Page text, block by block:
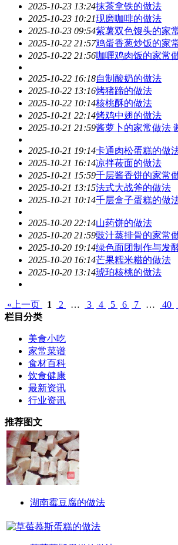
2025-10-23 13:24抹茶拿铁的做法
2025-10-23 10:21现磨咖啡的做法
2025-10-23 09:54紫薯双色馒头的家
2025-10-22 21:57鸡蛋香葱炒饭的家
2025-10-22 21:56咖喱鸡肉饭的家常
2025-10-22 16:18自制酸奶的做法
2025-10-22 13:16烤猪蹄的做法
2025-10-22 10:14核桃酥的做法
2025-10-21 22:14烤鸡中翅的做法
2025-10-21 21:59酱萝卜的家常做法
2025-10-21 19:14卡通肉松蛋糕的做
2025-10-21 16:14凉拌莜面的做法
2025-10-21 15:59千层酱香饼的家常
2025-10-21 13:15法式大战斧的做法
2025-10-21 10:14千层盒子蛋糕的做
2025-10-20 22:14山药饼的做法
2025-10-20 21:59豉汁蒸排骨的家常
2025-10-20 19:14绿色面团制作与发
2025-10-20 16:14芒果糯米糍的做法
2025-10-20 13:14琥珀核桃的做法
«上一页 1 2 … 3 4 5 6 7 … 40
栏目分类
美食小吃
家常菜谱
食材百科
饮食健康
最新资讯
行业资讯
推荐图文
湖南霉豆腐的做法